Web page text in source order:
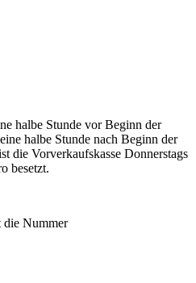
halbe Stunde vor Beginn der
halbe Stunde nach Beginn der
die Vorverkaufskasse Donnerstags
besetzt.
die Nummer